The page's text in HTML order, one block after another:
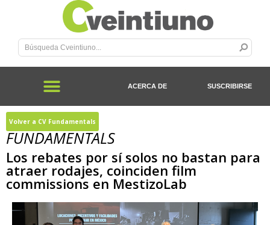
ACERCA DE SUSCRIBIRSE
Volver a CV Fundamentals
FUNDAMENTALS
Los rebates por sí solos no bastan para
atraer rodajes, coinciden film
commissions en MestizoLab